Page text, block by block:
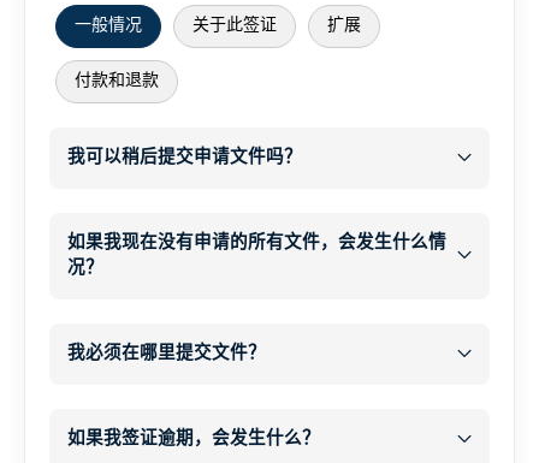
一般情况 关于此签证 扩展
付款和退款
我可以稍后提交申请文件吗？
之后
WhatsApp
电子邮件
处理并提交您的签证申请
如果我现在没有申请的所有文件，会发生什么情
况？
WhatsApp 或电子邮件
所有所需文件和
我必须在哪里提交文件？
如果我签证逾期，会发生什么？